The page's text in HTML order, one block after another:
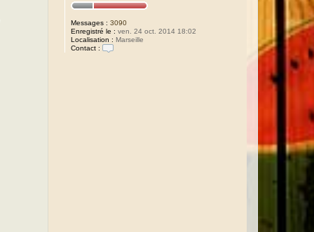
Messages : 3090
Enregistré le : ven. 24 oct. 2014 18:02
Localisation : Marseille
Contact :